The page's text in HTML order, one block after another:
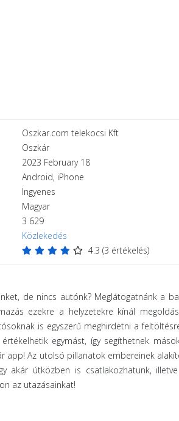
Oszkar.com telekocsi Kft
Oszkár
2023 February 18
Android, iPhone
Ingyenes
Magyar
3 629
Közlekedés
4.3 (3 értékelés)
de nincs autónk? Meglátogatnánk a
ezekre a helyzetekre kínál
is egyszerű meghirdetni a
egymást, így segíthetnek
app! Az utolsó pillanatok embereinek
akár útközben is csatlakozhatunk,
az utazásainkat!